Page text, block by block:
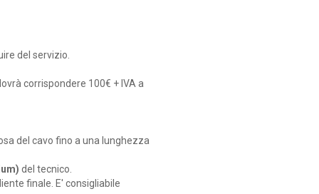
del servizio.
corrispondere 100€ + IVA a
del cavo fino a una lunghezza
del tecnico.
finale. E' consigliabile